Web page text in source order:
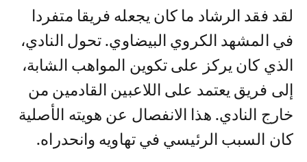
لقد فقد الرشاد ما كان يجعله فريقا متفردا
في المشهد الكروي البيضاوي. تحول النادي،
الذي كان يركز على تكوين المواهب الشابة،
إلى فريق يعتمد على اللاعبين القادمين من
خارج النادي. هذا الانفصال عن هويته الأصلية